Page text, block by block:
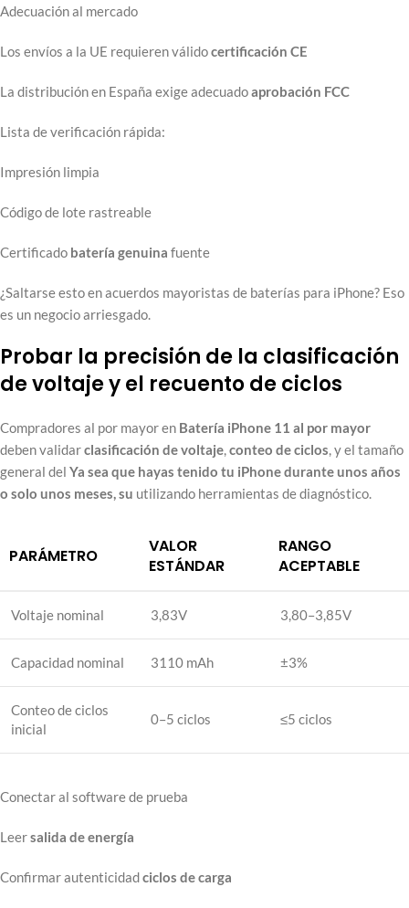
Adecuación al mercado
Los envíos a la UE requieren válidocertificación CE
La distribución en España exige adecuadoaprobación FCC
Lista de verificación rápida:
Impresión limpia
Código de lote rastreable
Certificado batería genuina fuente
¿Saltarse esto en acuerdos mayoristas de baterías para iPhone? Eso
es un negocio arriesgado.
Probar la precisión de la clasificación
de voltaje y el recuento de ciclos
Compradores al por mayor en Batería iPhone 11 al por mayor
deben validarclasificación de voltaje,conteo de ciclos, y el tamaño
general del Ya sea que hayas tenido tu iPhone durante unos años
o solo unos meses, su utilizando herramientas de diagnóstico.
PARÁMETRO
VALOR
ESTÁNDAR
RANGO
ACEPTABLE
Voltaje nominal 3,83V 3,80–3,85V
Capacidad nominal 3110 mAh ±3%
Conteo de ciclos
inicial
0–5 ciclos ≤5 ciclos
Conectar al software de prueba
Leersalida de energía
Confirmar autenticidadciclos de carga